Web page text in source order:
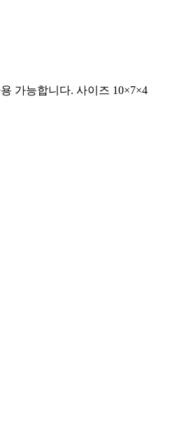
가능합니다. 사이즈 10×7×4